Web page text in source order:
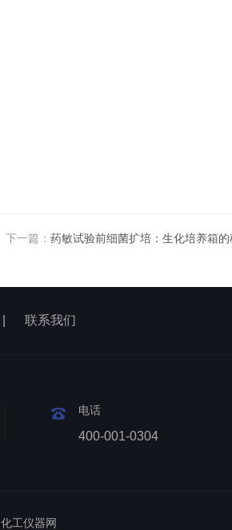
下一篇： 药敏试验前细菌扩培：生化培养箱
联系我们
电话
400-001-0304
化工仪器网